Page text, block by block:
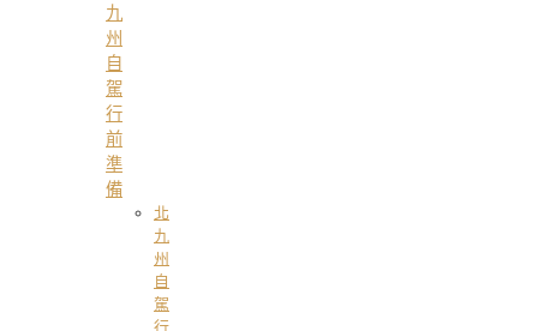
九
州
自
駕
行
前
準
備
北
九
州
自
駕
行